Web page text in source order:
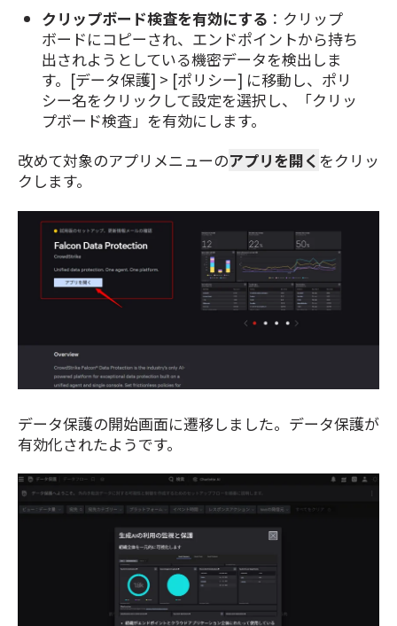
クリップボード検査を有効にする ：クリップ
ボードにコピーされ、エンドポイントから持ち
出されようとしている機密データを検出しま
す。[データ保護] > [ポリシー] に移動し、ポリ
シー名をクリックして設定を選択し、「クリッ
プボード検査」を有効にします。
改めて対象のアプリメニューのアプリを開く をクリッ
クします。
データ保護の開始画面に遷移しました。データ保護が
有効化されたようです。